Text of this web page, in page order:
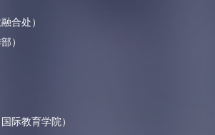
合处）
）
际教育学院）